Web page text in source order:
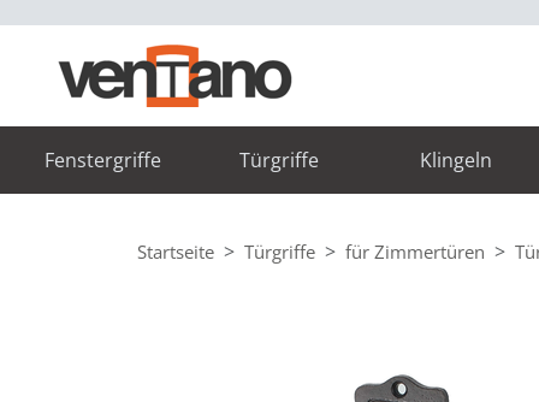
Fenstergriffe Türgriffe Klingeln
Startseite Türgriffe für Zimmertüren